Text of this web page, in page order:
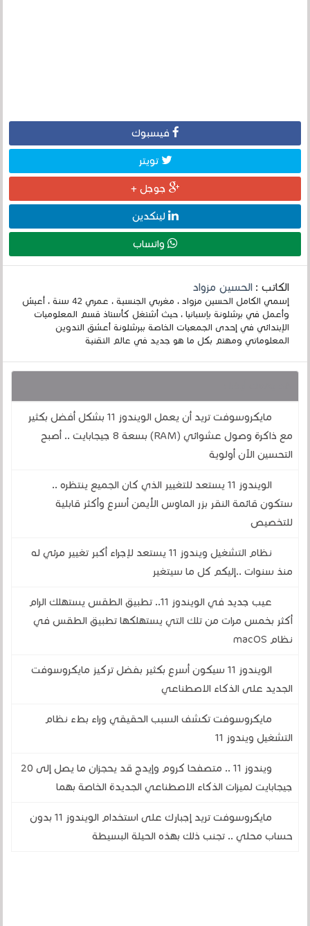
فيسبوك
تويتر
جوجل +
لينكدين
واتساب
الكاتب :الحسين مزواد
إسمي الكامل الحسين مزواد ، مغربي الجنسية ، عمري 42 سنة ، أعيش
وأعمل في برشلونة بإسبانيا ، حيث أشتغل كأستاذ قسم المعلوميات
الإبتدائي في إحدى الجمعيات الخاصة ببرشلونة أعشق التدوين
المعلوماتي ومهتم بكل ما هو جديد في عالم التقنية
مايكروسوفت تريد أن يعمل الويندوز 11 بشكل أفضل بكثير
مع ذاكرة وصول عشوائي (RAM) بسعة 8 جيجابايت .. أصبح
التحسين الآن أولوية
الويندوز 11 يستعد للتغيير الذي كان الجميع ينتظره ..
ستكون قائمة النقر بزر الماوس الأيمن أسرع وأكثر قابلية
للتخصيص
نظام التشغيل ويندوز 11 يستعد لإجراء أكبر تغيير مرئي له
منذ سنوات ..إليكم كل ما سيتغير
عيب جديد في الويندوز 11.. تطبيق الطقس يستهلك الرام
أكثر بخمس مرات من تلك التي يستهلكها تطبيق الطقس في
نظام macOS
الويندوز 11 سيكون أسرع بكثير بفضل تركيز مايكروسوفت
الجديد على الذكاء الاصطناعي
مايكروسوفت تكشف السبب الحقيقي وراء بطء نظام
التشغيل ويندوز 11
ويندوز 11 .. متصفحا كروم وإيدج قد يحجزان ما يصل إلى 20
جيجابايت لميزات الذكاء الاصطناعي الجديدة الخاصة بهما
مايكروسوفت تريد إجبارك على استخدام الويندوز 11 بدون
حساب محلي .. تجنب ذلك بهذه الحيلة البسيطة